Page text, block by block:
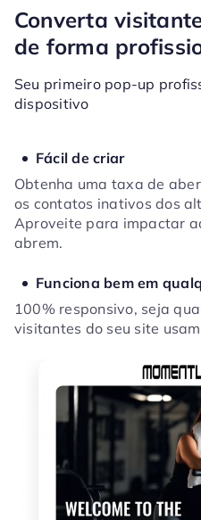
Converta
de forma
Seu primeiro pop-up
dispositivo
Fácil de criar
Obtenha uma taxa de
os contatos inativos dos
Aproveite para impactar
abrem.
Funciona bem em
100% responsivo, seja
visitantes do seu site